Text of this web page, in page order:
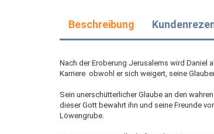
Beschreibung
Nach der Eroberung Jerusalems wird Daniel
Karriere  obwohl er sich weigert, seine
Sein unerschütterlicher Glaube an den
dieser Gott bewahrt ihn und seine Freunde
Löwengrube.